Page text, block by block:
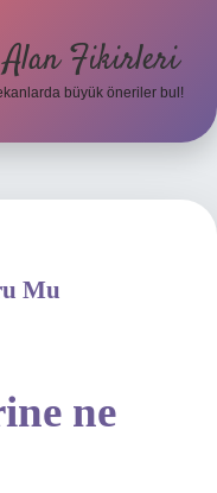
Fikirleri
büyük öneriler bul!
Mu
ne